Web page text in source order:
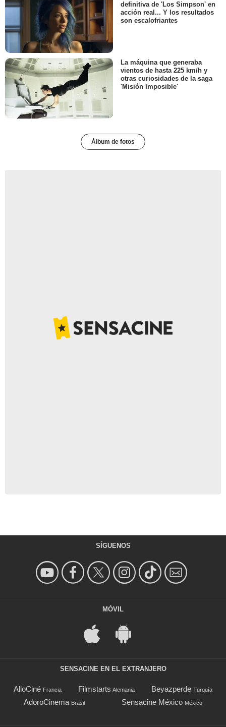
definitiva de 'Los Simpson' en
acción real... Y los resultados
son escalofriantes
La máquina que generaba
vientos de hasta 225 km/h y
otras curiosidades de la saga
'Misión Imposible'
Álbum de fotos
SÍGUENOS
MÓVIL
SENSACINE EN EL EXTRANJERO
AlloCiné Francia Filmstarts Alemania Beyazperde Turquía
AdoroCinema Brasil Sensacine México México